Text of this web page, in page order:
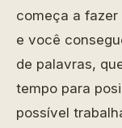
começa a fazer
e você
de palavras,
tempo para
possível